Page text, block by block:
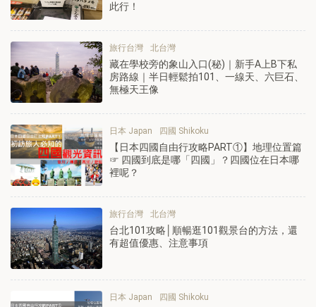
此行！
旅行台灣 北台灣
藏在學校旁的象山入口(秘)｜新手A上B下私
房路線｜半日輕鬆拍101、一線天、六巨石、
無極天王像
日本 Japan 四國 Shikoku
【日本四國自由行攻略PART①】地理位置篇
☞ 四國到底是哪「四國」？四國位在日本哪
裡呢？
旅行台灣 北台灣
台北101攻略│順暢逛101觀景台的方法，還
有超值優惠、注意事項
日本 Japan 四國 Shikoku